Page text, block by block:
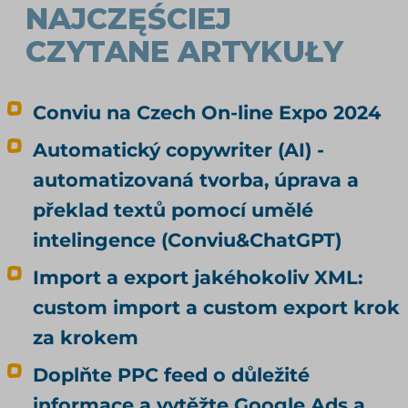
NAJCZĘŚCIEJ
CZYTANE ARTYKUŁY
Conviu na Czech On-line Expo 2024
Automatický copywriter (AI) -
automatizovaná tvorba, úprava a
překlad textů pomocí umělé
intelingence (Conviu&ChatGPT)
Import a export jakéhokoliv XML:
custom import a custom export krok
za krokem
Doplňte PPC feed o důležité